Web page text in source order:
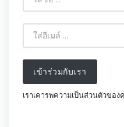
เข้าร่วมกับเรา
เราเคารพความเป็นส่วนตัวขอ